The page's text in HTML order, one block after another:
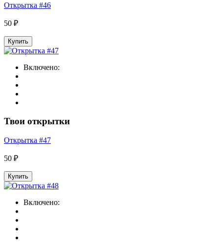
Открытка #46
50 ₽
Купить
Включено:
Твои открытки
Открытка #47
50 ₽
Купить
Включено: